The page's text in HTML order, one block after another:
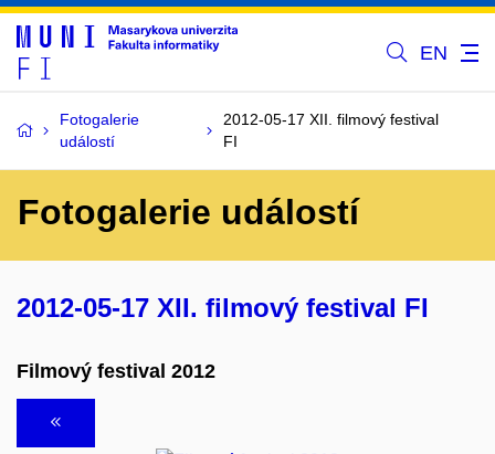
EN
Fotogalerie
událostí
2012-05-17 XII. filmový festival
FI
Fotogalerie událostí
2012-05-17 XII. filmový festival FI
Filmový festival 2012